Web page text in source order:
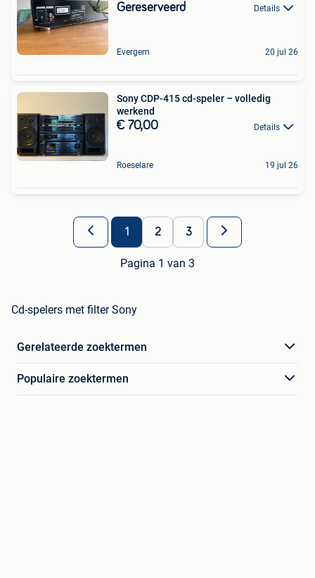
Gereserveerd Details
Evergem 20 jul 26
Sony CDP-415 cd-speler – volledig
werkend
€ 70,00 Details
Roeselare 19 jul 26
1 2 3
Pagina 1 van 3
Cd-spelers met filter Sony
Gerelateerde zoektermen
Populaire zoektermen